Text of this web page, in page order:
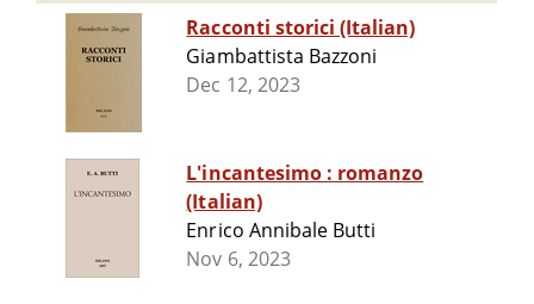
Racconti storici (Italian)
Giambattista Bazzoni
Dec 12, 2023
L'incantesimo : romanzo
(Italian)
Enrico Annibale Butti
Nov 6, 2023